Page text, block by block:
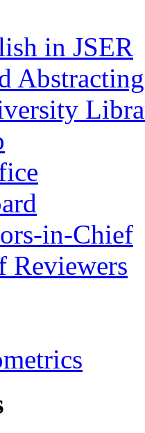
in JSER
Abstracting
in-Chief
Reviewers